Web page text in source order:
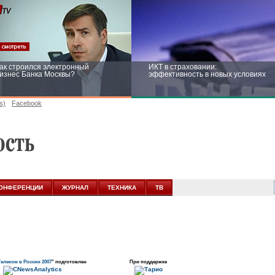
строился электронный
Банка Москвы?
ИКТ в страховании:
эффективность в новых условиях
новых условиях
Facebook
ЖУРНАЛ ТЕХНИКА ТВ
в России 2007" подготовлен При поддержке